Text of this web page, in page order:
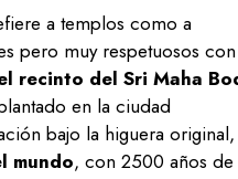
a templos como a
pero muy respetuosos con
recinto del Sri Maha
en la ciudad
bajo la higuera
mundo, con 2500 años de